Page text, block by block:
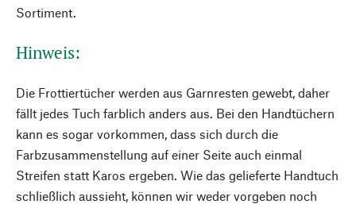
Sortiment.
Hinweis:
Die Frottiertücher werden aus Garnresten gewebt, daher
fällt jedes Tuch farblich anders aus. Bei den Handtüchern
kann es sogar vorkommen, dass sich durch die
Farbzusammenstellung auf einer Seite auch einmal
Streifen statt Karos ergeben. Wie das gelieferte Handtuch
schließlich aussieht, können wir weder vorgeben noch